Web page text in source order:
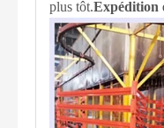
plus tôt.Expédition